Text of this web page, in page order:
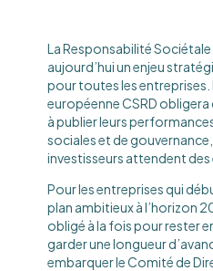
La Responsabilité Sociétale
aujourd’hui un enjeu
pour toutes les entreprises.
européenne CSRD
à publier leurs
sociales et de
investisseurs attendent
Pour les entreprises qui
plan ambitieux à l’horizon
obligé à la fois pour rester
garder une longueur
embarquer le Comité de